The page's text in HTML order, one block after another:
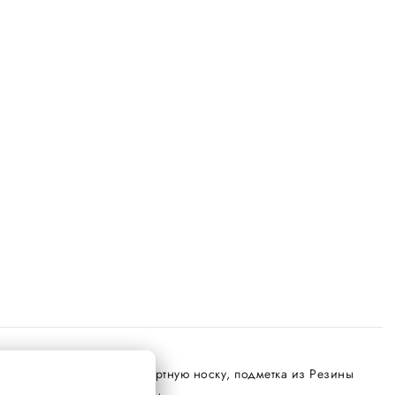
легкость обуви и комфортную носку, подметка из Резины